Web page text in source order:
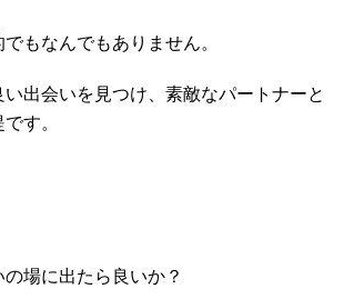
もなんでもありません。
出会いを見つけ、素敵なパートナーと
す。
場に出たら良いか？